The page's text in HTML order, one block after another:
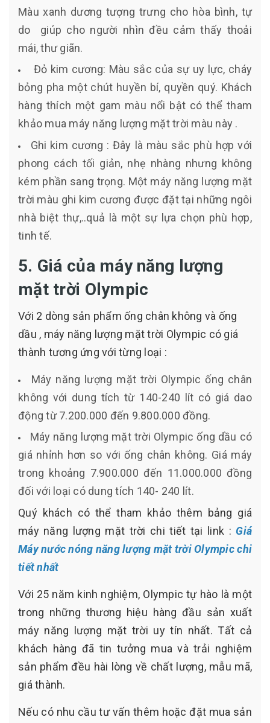
Màu xanh dương tượng trưng cho hòa bình, tự
do giúp cho người nhìn đều cảm thấy thoải
mái, thư giãn.
Đỏ kim cương: Màu sắc của sự uy lực, cháy
bỏng pha một chút huyền bí, quyền quý. Khách
hàng thích một gam màu nổi bật có thể tham
khảo mua máy năng lượng mặt trời màu này .
Ghi kim cương : Đây là màu sắc phù hợp với
phong cách tối giản, nhẹ nhàng nhưng không
kém phần sang trọng. Một máy năng lượng mặt
trời màu ghi kim cương được đặt tại những ngôi
nhà biệt thự,..quả là một sự lựa chọn phù hợp,
tinh tế.
5. Giá của máy năng lượng
mặt trời Olympic
Với 2 dòng sản phẩm ống chân không và ống
dầu , máy năng lượng mặt trời Olympic có giá
thành tương ứng với từng loại :
Máy năng lượng mặt trời Olympic ống chân
không với dung tích từ 140-240 lít có giá dao
động từ 7.200.000 đến 9.800.000 đồng.
Máy năng lượng mặt trời Olympic ống dầu có
giá nhỉnh hơn so với ống chân không. Giá máy
trong khoảng 7.900.000 đến 11.000.000 đồng
đối với loại có dung tích 140- 240 lít.
Quý khách có thể tham khảo thêm bảng giá
máy năng lượng mặt trời chi tiết tại link : Giá
Máy nước nóng năng lượng mặt trời Olympic chi
tiết nhất
Với 25 năm kinh nghiệm, Olympic tự hào là một
trong những thương hiệu hàng đầu sản xuất
máy năng lượng mặt trời uy tín nhất. Tất cả
khách hàng đã tin tưởng mua và trải nghiệm
sản phẩm đều hài lòng về chất lượng, mẫu mã,
giá thành.
Nếu có nhu cầu tư vấn thêm hoặc đặt mua sản